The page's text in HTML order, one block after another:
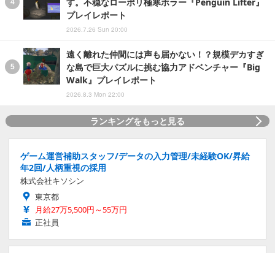
プレイレポート
2026.7.26 Sun 20:00
遠く離れた仲間には声も届かない！？規模デカすぎ
な島で巨大パズルに挑む協力アドベンチャー『Big
Walk』プレイレポート
2026.8.3 Mon 22:00
ランキングをもっと見る
ゲーム運営補助スタッフ/データの入力管理/未経験OK/昇給
年2回/人柄重視の採用
株式会社キソシン
東京都
月給27万5,500円～55万円
正社員